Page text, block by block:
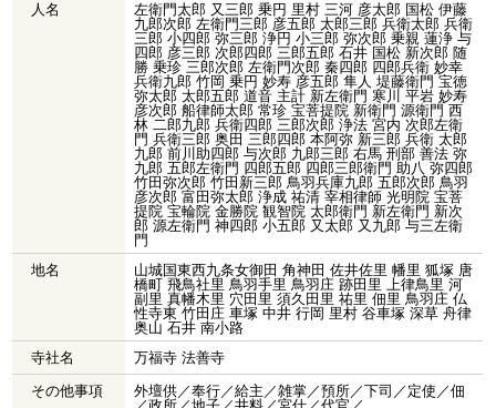
人名
左衛門太郎 又三郎 乗円 里村 三河 彦太郎 国松 伊藤
九郎次郎 左衛門三郎 彦五郎 太郎三郎 兵衛太郎 兵衛
三郎 小四郎 弥三郎 浄円 小三郎 弥次郎 乗親 蓮浄 与
四郎 彦三郎 次郎四郎 三郎五郎 石井 国松 新次郎 随
勝 乗珍 三郎次郎 左衛門次郎 秦四郎 四郎兵衛 妙幸
兵衛九郎 竹岡 乗円 妙寿 彦五郎 隼人 堤藤衛門 宝徳
弥太郎 太郎五郎 道音 主計 新左衛門 寒川 平岩 妙寿
彦次郎 船律師太郎 常珍 宝菩提院 新衛門 源衛門 西
林 二郎九郎 兵衛四郎 三郎次郎 浄法 宮内 次郎左衛
門 兵衛三郎 奥田 三郎四郎 本阿弥 新三郎 兵衛 太郎
九郎 前川助四郎 与次郎 九郎三郎 右馬 刑部 善法 弥
九郎 五郎左衛門 四郎五郎 四郎三郎衛門 助八 弥四郎
竹田弥次郎 竹田新三郎 鳥羽兵庫九郎 五郎次郎 鳥羽
彦次郎 富田弥太郎 浄成 祐清 宰相律師 光明院 宝菩
提院 宝輪院 金勝院 観智院 太郎衛門 新左衛門 新次
郎 源左衛門 神四郎 小五郎 又太郎 又九郎 与三左衛
門
地名
山城国東西九条女御田 角神田 佐井佐里 幡里 狐塚 唐
橋町 飛鳥社里 鳥羽手里 鳥羽庄 跡田里 上律鳥里 河
副里 真幡木里 穴田里 須久田里 祐里 佃里 鳥羽庄 仏
性寺東 竹田庄 車塚 中井 行岡 里村 谷車塚 深草 舟律
奥山 石井 南小路
寺社名
万福寺 法善寺
その他事項
外壇供／奉行／給主／雑掌／預所／下司／定使／佃